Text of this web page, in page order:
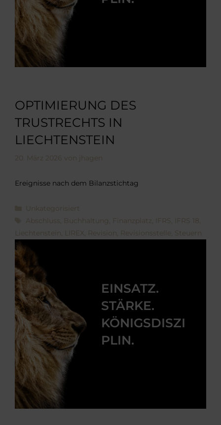
OPTIMIERUNG DES
TRUSTRECHTS IN
LIECHTENSTEIN
20. März 2026 von jhagen
Ereignisse nach dem Bilanzstichtag
Kategorien
Unkategorisiert
Schlagwörter
Abschluss , Buchhaltung, Finanzplatz, IFRS, IFRS 18,
Liechtenstein, LIREX, Revision, Revisionsstelle, Steuern
EINSATZ.
STÄRKE.
KÖNIGSDISZI
PLIN.